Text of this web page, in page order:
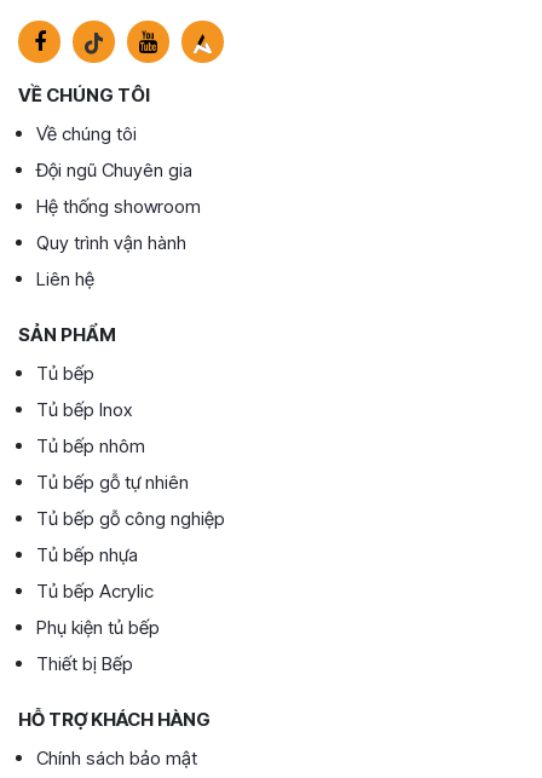
VỀ CHÚNG TÔI
Về chúng tôi
Đội ngũ Chuyên gia
Hệ thống showroom
Quy trình vận hành
Liên hệ
SẢN PHẨM
Tủ bếp
Tủ bếp Inox
Tủ bếp nhôm
Tủ bếp gỗ tự nhiên
Tủ bếp gỗ công nghiệp
Tủ bếp nhựa
Tủ bếp Acrylic
Phụ kiện tủ bếp
Thiết bị Bếp
HỖ TRỢ KHÁCH HÀNG
Chính sách bảo mật